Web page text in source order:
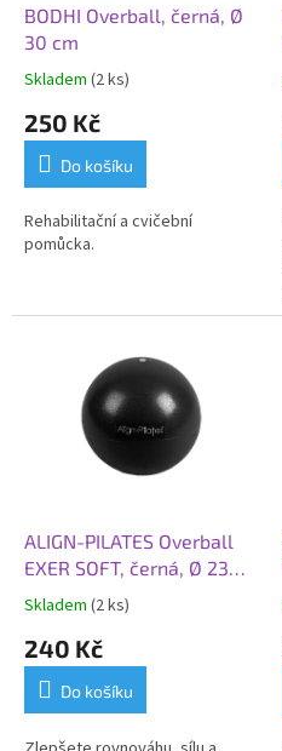
BODHI Overball, černá, Ø
30 cm
Skladem (2 ks)
250 Kč
Do košíku
Rehabilitační a cvičební
pomůcka.
ALIGN-PILATES Overball
EXER SOFT, černá, Ø 23
cm
Skladem (2 ks)
240 Kč
Do košíku